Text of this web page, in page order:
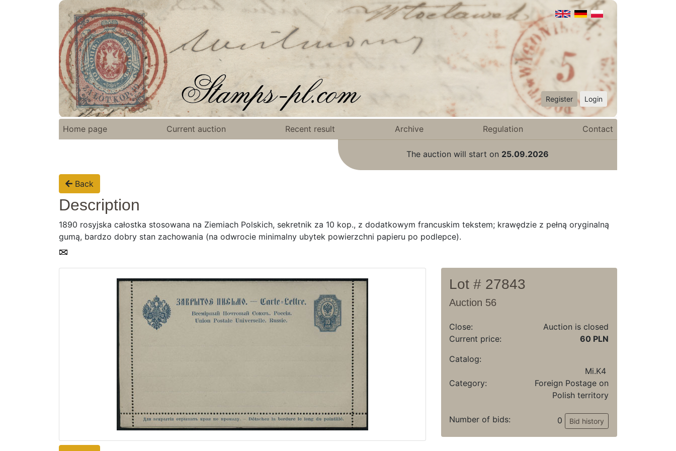
Register Login
Home page Current auction Recent result Archive Regulation Contact
The auction will start on 25.09.2026
Back
Description
1890 rosyjska całostka stosowana na Ziemiach Polskich, sekretnik za 10 kop., z dodatkowym francuskim tekstem; krawędzie z pełną oryginalną
gumą, bardzo dobry stan zachowania (na odwrocie minimalny ubytek powierzchni papieru po podlepce).
Lot # 27843
Auction 56
Close:
Auction is closed
Current price:
60 PLN
Catalog:
Mi.K4
Category:
Foreign Postage on
Polish territory
Number of bids: 0 Bid history